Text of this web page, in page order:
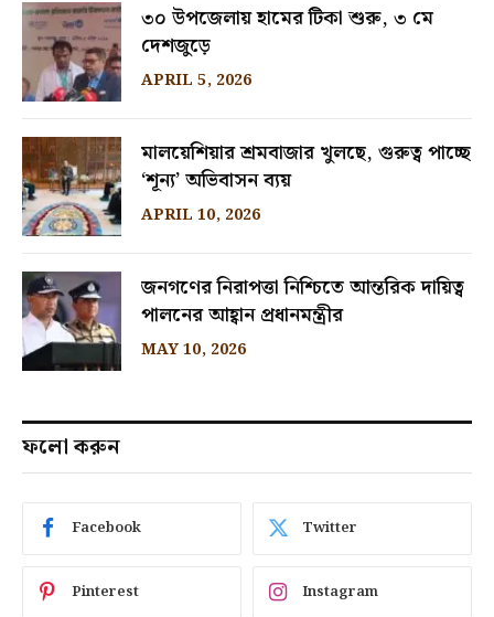
৩০ উপজেলায় হামের টিকা শুরু, ৩ মে
দেশজুড়ে
APRIL 5, 2026
মালয়েশিয়ার শ্রমবাজার খুলছে, গুরুত্ব পাচ্ছে
‘শূন্য’ অভিবাসন ব্যয়
APRIL 10, 2026
জনগণের নিরাপত্তা নিশ্চিতে আন্তরিক দায়িত্ব
পালনের আহ্বান প্রধানমন্ত্রীর
MAY 10, 2026
ফলো করুন
Facebook Twitter
Pinterest Instagram